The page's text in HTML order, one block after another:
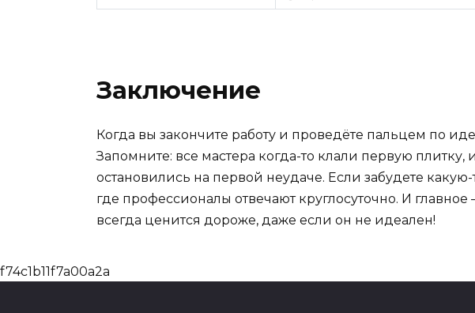
Заключение
Когда вы закончите работу и проведёте пальцем по
Запомните: все мастера когда-то клали первую
остановились на первой неудаче. Если забудете
где профессионалы отвечают круглосуточно. И
всегда ценится дороже, даже если он не идеален!
f74c1b11f7a00a2a